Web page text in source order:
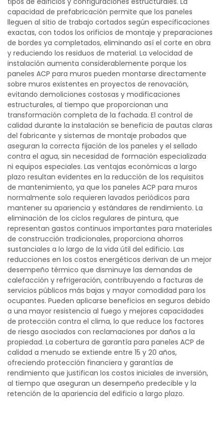
capacidad de prefabricación permite que los paneles
lleguen al sitio de trabajo cortados según especificaciones
exactas, con todos los orificios de montaje y preparaciones
de bordes ya completados, eliminando así el corte en obra
y reduciendo los residuos de material. La velocidad de
instalación aumenta considerablemente porque los
paneles ACP para muros pueden montarse directamente
sobre muros existentes en proyectos de renovación,
evitando demoliciones costosas y modificaciones
estructurales, al tiempo que proporcionan una
transformación completa de la fachada. El control de
calidad durante la instalación se beneficia de pautas claras
del fabricante y sistemas de montaje probados que
aseguran la correcta fijación de los paneles y el sellado
contra el agua, sin necesidad de formación especializada
ni equipos especiales. Las ventajas económicas a largo
plazo resultan evidentes en la reducción de los requisitos
de mantenimiento, ya que los paneles ACP para muros
normalmente solo requieren lavados periódicos para
mantener su apariencia y estándares de rendimiento. La
eliminación de los ciclos regulares de pintura, que
representan gastos continuos importantes para materiales
de construcción tradicionales, proporciona ahorros
sustanciales a lo largo de la vida útil del edificio. Las
reducciones en los costos energéticos derivan de un mejor
desempeño térmico que disminuye las demandas de
calefacción y refrigeración, contribuyendo a facturas de
servicios públicos más bajas y mayor comodidad para los
ocupantes. Pueden aplicarse beneficios en seguros debido
a una mayor resistencia al fuego y mejores capacidades
de protección contra el clima, lo que reduce los factores
de riesgo asociados con reclamaciones por daños a la
propiedad. La cobertura de garantía para paneles ACP de
calidad a menudo se extiende entre 15 y 20 años,
ofreciendo protección financiera y garantías de
rendimiento que justifican los costos iniciales de inversión,
al tiempo que aseguran un desempeño predecible y la
retención de la apariencia del edificio a largo plazo.